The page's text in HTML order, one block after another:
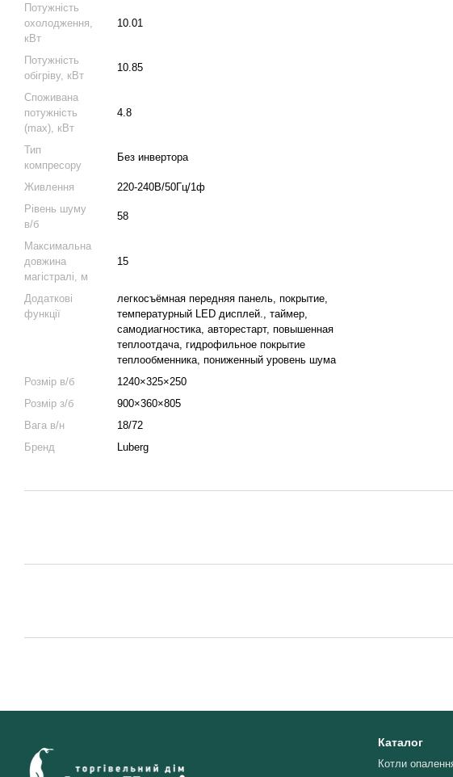
Потужність
охолодження,
кВт
10.01
Потужність
обігріву, кВт
10.85
Споживана
потужність
(max), кВт
4.8
Тип
компресору
Без инвертора
Живлення
220-240В/50Гц/1ф
Рівень шуму
в/б
58
Максимальна
довжина
магістралі, м
15
Додаткові
функції
легкосъёмная передняя панель, покрытие,
температурный LED дисплей., таймер,
самодиагностика, авторестарт, повышенная
теплоотдача, гидрофильное покрытие
теплообменника, пониженный уровень шума
Розмір в/б
1240×325×250
Розмір з/б
900×360×805
Вага в/н
18/72
Бренд
Luberg
Каталог
Котли